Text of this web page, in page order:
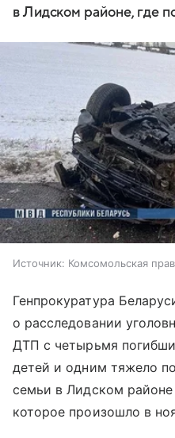
в Лидском районе, где
Источник: Комсомольская
Генпрокуратура
о расследовании
ДТП с четырьмя
детей и одним тяжело
семьи в Лидском районе
которое произошло в